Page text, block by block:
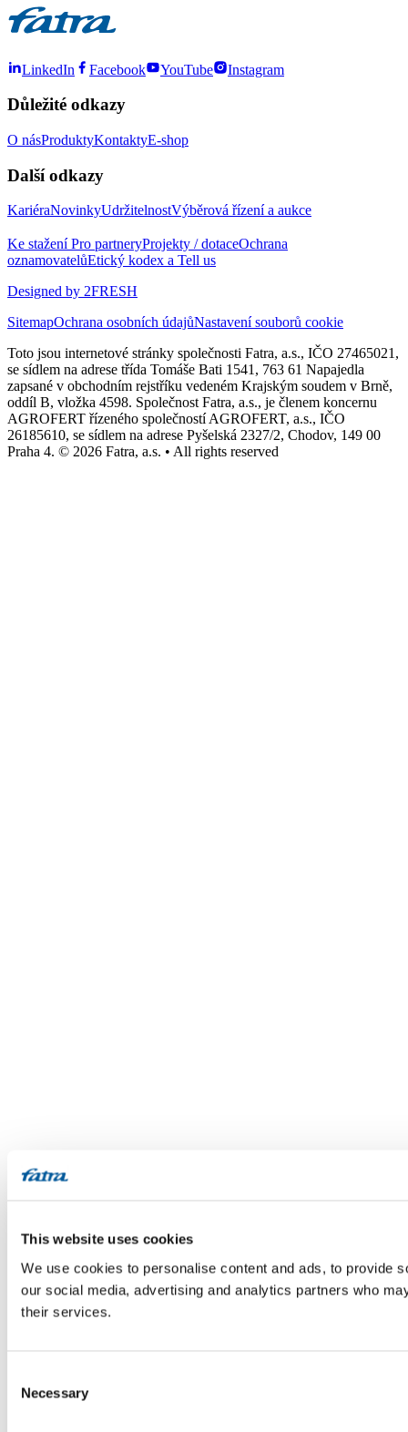
This website uses cookies
We use cookies to personalise content and ads, to provide
our social media, advertising and analytics partners who
their services.
Selection
Necessary
LinkedIn Facebook YouTube Instagram
Důležité odkazy
O násProduktyKontaktyE-shop
Další odkazy
KariéraNovinkyUdržitelnostVýběrová řízení a aukce
Ke staženíPro partneryProjekty / dotaceOchrana
oznamovatelůEtický kodex a Tell us
Designed by 2FRESH
SitemapOchrana osobních údajůNastavení souborů cookie
Toto jsou internetové stránky společnosti Fatra, a.s., IČO 27465021,
se sídlem na adrese třída Tomáše Bati 1541, 763 61 Napajedla
zapsané v obchodním rejstříku vedeném Krajským soudem v Brně,
oddíl B, vložka 4598. Společnost Fatra, a.s., je členem koncernu
AGROFERT řízeného společností AGROFERT, a.s., IČO
26185610, se sídlem na adrese Pyšelská 2327/2, Chodov, 149 00
Praha 4. © 2026 Fatra, a.s. • All rights reserved